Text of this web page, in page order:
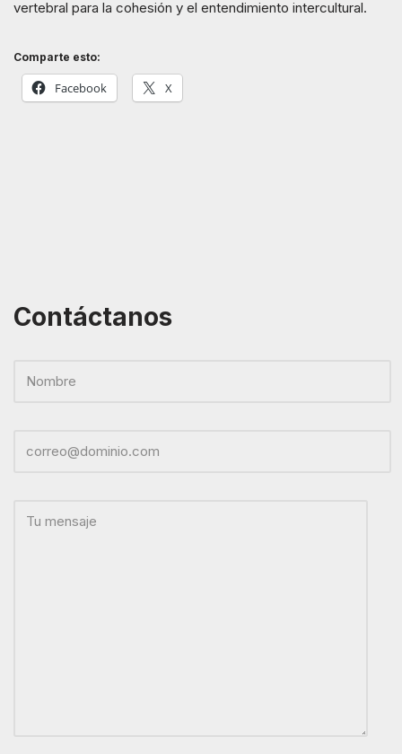
vertebral para la cohesión y el entendimiento intercultural.
Comparte esto:
Facebook X
Contáctanos